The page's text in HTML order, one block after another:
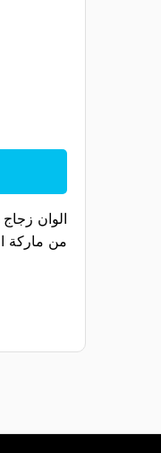
الوان
من ماركة